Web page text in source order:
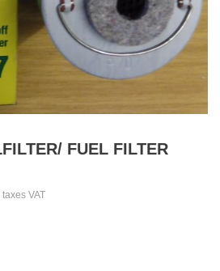
FUEL FILTER
VAT